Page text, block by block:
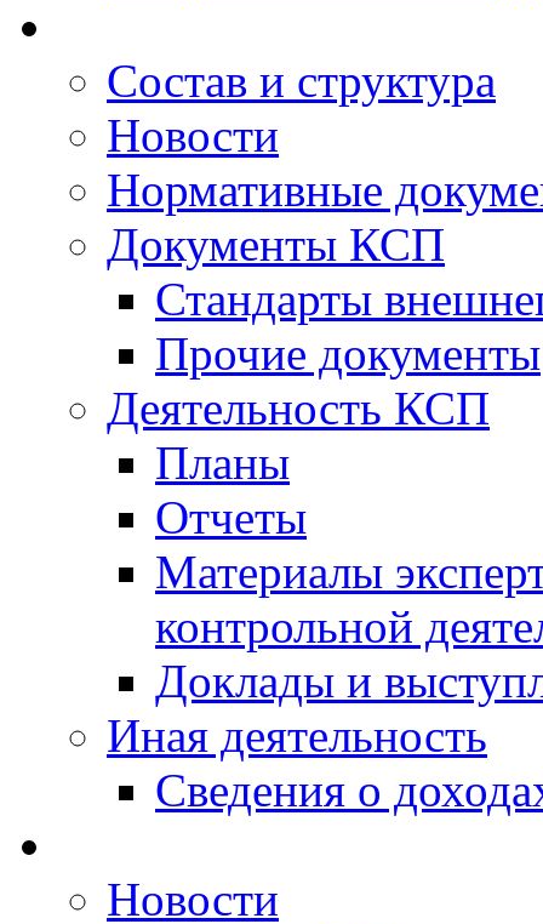
Состав и структура
Новости
Нормативные
Документы КСП
Стандарты
Прочие документы
Деятельность КСП
Планы
Отчеты
Материалы
контрольной
Доклады и
Иная деятельность
Сведения о
Новости